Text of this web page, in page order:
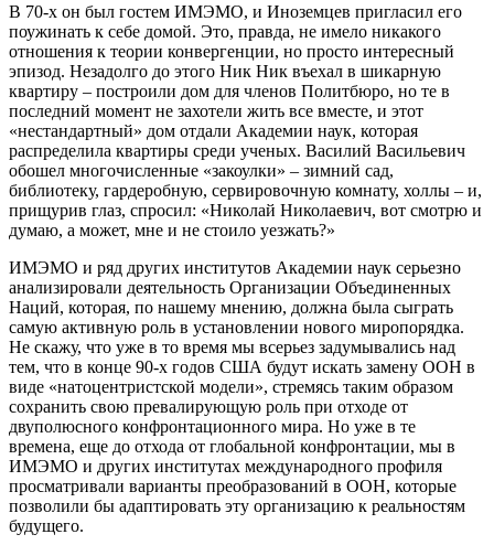
В 70-х он был гостем ИМЭМО, и Иноземцев пригласил его
поужинать к себе домой. Это, правда, не имело никакого
отношения к теории конвергенции, но просто интересный
эпизод. Незадолго до этого Ник Ник въехал в шикарную
квартиру – построили дом для членов Политбюро, но те в
последний момент не захотели жить все вместе, и этот
«нестандартный» дом отдали Академии наук, которая
распределила квартиры среди ученых. Василий Васильевич
обошел многочисленные «закоулки» – зимний сад,
библиотеку, гардеробную, сервировочную комнату, холлы – и,
прищурив глаз, спросил: «Николай Николаевич, вот смотрю и
думаю, а может, мне и не стоило уезжать?»
ИМЭМО и ряд других институтов Академии наук серьезно
анализировали деятельность Организации Объединенных
Наций, которая, по нашему мнению, должна была сыграть
самую активную роль в установлении нового миропорядка.
Не скажу, что уже в то время мы всерьез задумывались над
тем, что в конце 90-х годов США будут искать замену ООН в
виде «натоцентристской модели», стремясь таким образом
сохранить свою превалирующую роль при отходе от
двуполюсного конфронтационного мира. Но уже в те
времена, еще до отхода от глобальной конфронтации, мы в
ИМЭМО и других институтах международного профиля
просматривали варианты преобразований в ООН, которые
позволили бы адаптировать эту организацию к реальностям
будущего.